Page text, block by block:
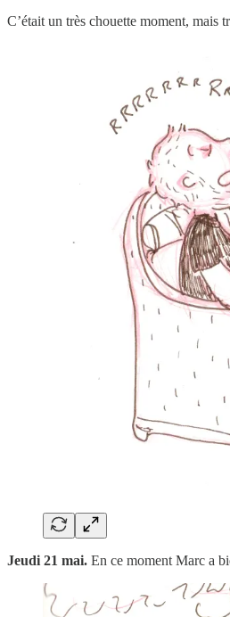
C’était un très chouette moment, mais
Jeudi 21 mai. En ce moment Marc a